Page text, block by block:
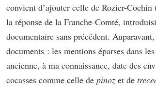
convient d’ajouter celle de Rozier-Cochin
la réponse de la Franche-Comté,
documentaire sans précédent.
documents : les mentions éparses dans
ancienne, à ma connaissance, date des
cocasses comme celle de pinoz et de